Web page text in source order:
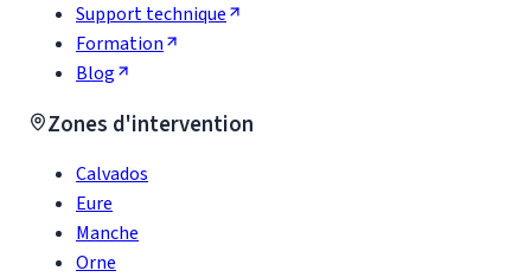
Support technique
Formation
Blog
Zones d'intervention
Calvados
Eure
Manche
Orne